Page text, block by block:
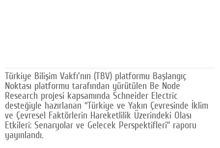
SOSYAL MEDYA
Facebook
Twitter
Google Plus
Türkiye Bilişim Vakfı'nın (TBV) platformu Başlangıç
Noktası platformu tarafından yürütülen Be Node
Research projesi kapsamında Schneider Electric
desteğiyle hazırlanan “Türkiye ve Yakın Çevresinde İklim
ve Çevresel Faktörlerin Hareketlilik Üzerindeki Olası
Etkileri: Senaryolar ve Gelecek Perspektifleri” raporu
yayınlandı.